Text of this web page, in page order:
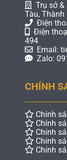
Trụ sở
Tàu, Thành
Điện
Điện
494
Email:
Zalo:
CHÍNH
Chính
Chính
Chính
Chính
Chính